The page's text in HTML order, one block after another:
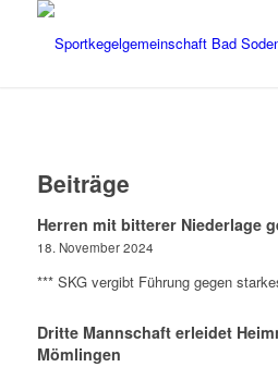
Beiträge
Herren mit bitterer Niederlage
18. November 2024
*** SKG vergibt Führung gegen
Dritte Mannschaft erleidet
Mömlingen